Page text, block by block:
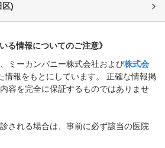
区)
る情報についてのご注意》
ミーカンパニー株式会社および株式会
情報をもとにしています。 正確な情報掲
容を完全に保証するものではありませ
される場合は、事前に必ず該当の医院